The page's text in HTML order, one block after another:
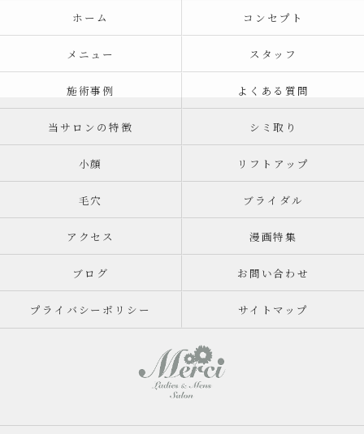
ホーム コンセプト
メニュー スタッフ
施術事例 よくある質問
当サロンの特徴 シミ取り
小顔 リフトアップ
毛穴 ブライダル
アクセス 漫画特集
ブログ お問い合わせ
プライバシーポリシー サイトマップ